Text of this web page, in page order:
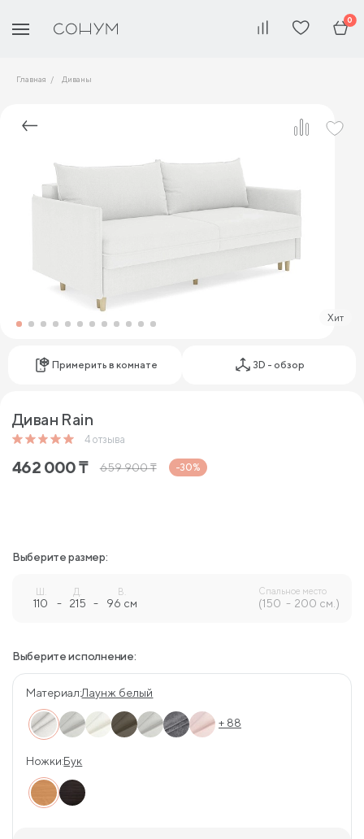
0
Главная Диваны
Хит
Примерить в комнате 3D - обзор
Диван Rain
4 отзыва
462 000₸ 659 900₸ -30%
Выберите размер:
Ш.
110 -
Д.
215 -
В.
96 см
Спальное место
(150 200 см.)
Выберите исполнение:
Материал:Лаунж белый
+ 88
Ножки:Бук